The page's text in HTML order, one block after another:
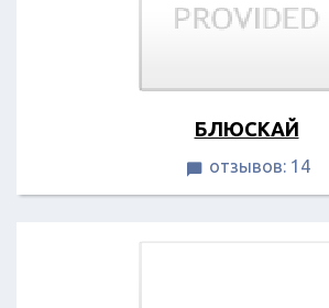
БЛЮСКАЙ
 отзывов: 14